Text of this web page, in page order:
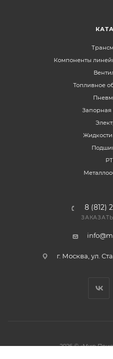
Компоненты
Топливное
Запорная
8 (812)
г. Москва, ул.
2026 © «Мир